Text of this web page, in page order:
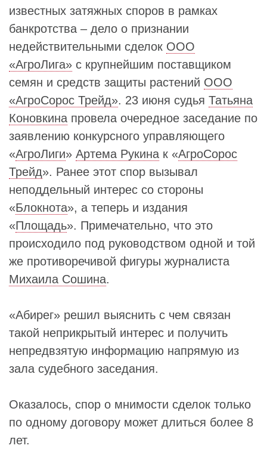
известных затяжных споров в рамках
банкротства – дело о признании
недействительными сделок ООО
«АгроЛига» с крупнейшим поставщиком
семян и средств защиты растений ООО
«АгроСорос Трейд». 23 июня судья Татьяна
Коновкина провела очередное заседание по
заявлению конкурсного управляющего
«АгроЛиги» Артема Рукина к «АгроСорос
Трейд». Ранее этот спор вызывал
неподдельный интерес со стороны
«Блокнота», а теперь и издания
«Площадь». Примечательно, что это
происходило под руководством одной и той
же противоречивой фигуры журналиста
Михаила Сошина.
«Абирег» решил выяснить с чем связан
такой неприкрытый интерес и получить
непредвзятую информацию напрямую из
зала судебного заседания.
Оказалось, спор о мнимости сделок только
по одному договору может длиться более 8
лет.